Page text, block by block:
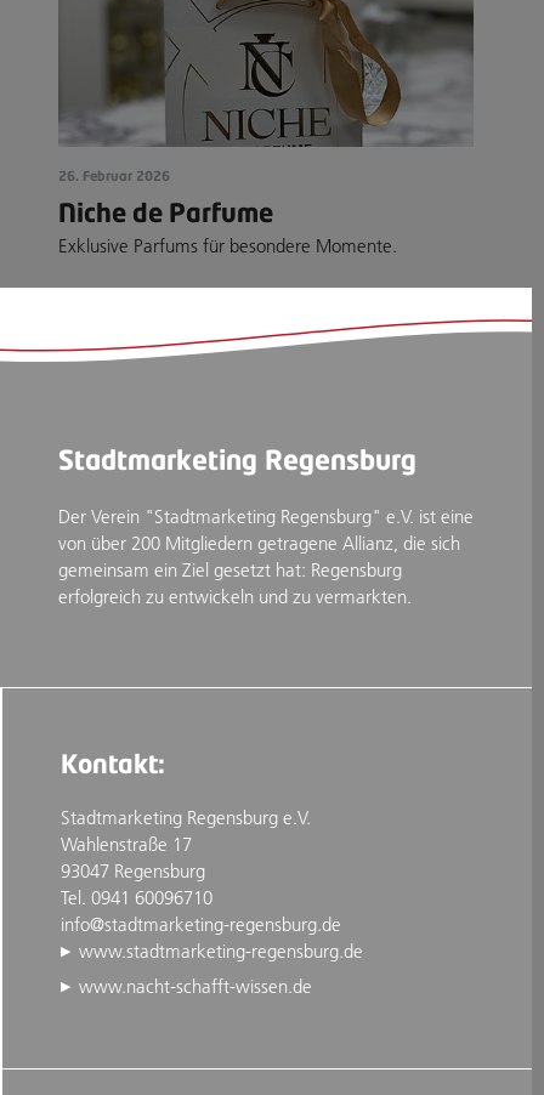
26. Februar 2026
Niche de Parfume
Exklusive Parfums für besondere Momente.
Stadtmarketing Regensburg
Der Verein "Stadtmarketing Regensburg" e.V. ist eine
von über 200 Mitgliedern getragene Allianz, die sich
gemeinsam ein Ziel gesetzt hat: Regensburg
erfolgreich zu entwickeln und zu vermarkten.
Kontakt:
Stadtmarketing Regensburg e.V.
Wahlenstraße 17
93047 Regensburg
Tel. 0941 60096710
info@stadtmarketing-regensburg.de
www.stadtmarketing-regensburg.de
www.nacht-schafft-wissen.de